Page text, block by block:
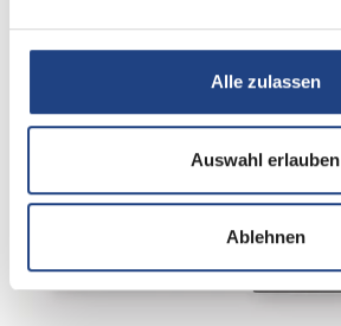
Alle zulassen
Auswahl erlauben
Ablehnen